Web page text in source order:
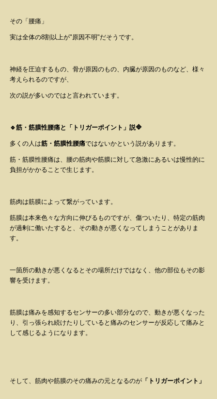
その「腰痛」
実は全体の8割以上が"原因不明"だそうです。
神経を圧迫するもの、骨が原因のもの、内臓が原因のものなど、様々
考えられるのですが、
次の説が多いのではと言われています。
🔹筋・筋膜性腰痛と「トリガーポイント」説🔷
多くの人は筋・筋膜性腰痛ではないかという説があります。
筋 ・ 筋膜性腰痛は、腰の筋肉や筋膜に対して急激にあるいは慢性的に
負担がかかることで生じます。
筋肉は筋膜によって繋がっています。
筋膜は本来色々な方向に伸びるものですが、傷ついたり、特定の筋肉
が過剰に働いたすると、その動きが悪くなってしまうことがありま
す。
一箇所の動きが悪くなるとその場所だけではなく、他の部位もその影
響を受けます。
筋膜は痛みを感知するセンサーの多い部分なので、動きが悪くなった
り、引っ張られ続けたりしていると痛みのセンサーが反応して痛みと
して感じるようになります。
そして、筋肉や筋膜のその痛みの元となるのが 「トリガーポイント」